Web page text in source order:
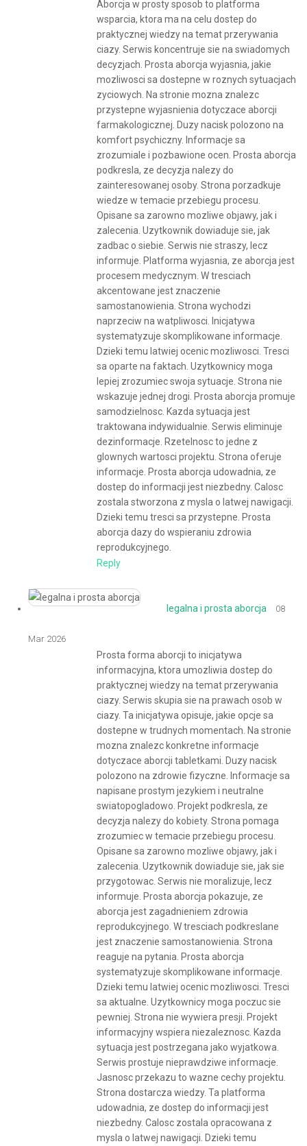
Aborcja w prosty sposob to platforma
wsparcia, ktora ma na celu dostep do
praktycznej wiedzy na temat przerywania
ciazy. Serwis koncentruje sie na swiadomych
decyzjach. Prosta aborcja wyjasnia, jakie
mozliwosci sa dostepne w roznych sytuacjach
zyciowych. Na stronie mozna znalezc
przystepne wyjasnienia dotyczace aborcji
farmakologicznej. Duzy nacisk polozono na
komfort psychiczny. Informacje sa
zrozumiale i pozbawione ocen. Prosta aborcja
podkresla, ze decyzja nalezy do
zainteresowanej osoby. Strona porzadkuje
wiedze w temacie przebiegu procesu.
Opisane sa zarowno mozliwe objawy, jak i
zalecenia. Uzytkownik dowiaduje sie, jak
zadbac o siebie. Serwis nie straszy, lecz
informuje. Platforma wyjasnia, ze aborcja jest
procesem medycznym. W tresciach
akcentowane jest znaczenie
samostanowienia. Strona wychodzi
naprzeciw na watpliwosci. Inicjatywa
systematyzuje skomplikowane informacje.
Dzieki temu latwiej ocenic mozliwosci. Tresci
sa oparte na faktach. Uzytkownicy moga
lepiej zrozumiec swoja sytuacje. Strona nie
wskazuje jednej drogi. Prosta aborcja promuje
samodzielnosc. Kazda sytuacja jest
traktowana indywidualnie. Serwis eliminuje
dezinformacje. Rzetelnosc to jedne z
glownych wartosci projektu. Strona oferuje
informacje. Prosta aborcja udowadnia, ze
dostep do informacji jest niezbedny. Calosc
zostala stworzona z mysla o latwej nawigacji.
Dzieki temu tresci sa przystepne. Prosta
aborcja dazy do wspieraniu zdrowia
reprodukcyjnego.
Reply
legalna i prosta aborcja 08
Mar 2026
Prosta forma aborcji to inicjatywa
informacyjna, ktora umozliwia dostep do
praktycznej wiedzy na temat przerywania
ciazy. Serwis skupia sie na prawach osob w
ciazy. Ta inicjatywa opisuje, jakie opcje sa
dostepne w trudnych momentach. Na stronie
mozna znalezc konkretne informacje
dotyczace aborcji tabletkami. Duzy nacisk
polozono na zdrowie fizyczne. Informacje sa
napisane prostym jezykiem i neutralne
swiatopogladowo. Projekt podkresla, ze
decyzja nalezy do kobiety. Strona pomaga
zrozumiec w temacie przebiegu procesu.
Opisane sa zarowno mozliwe objawy, jak i
zalecenia. Uzytkownik dowiaduje sie, jak sie
przygotowac. Serwis nie moralizuje, lecz
informuje. Prosta aborcja pokazuje, ze
aborcja jest zagadnieniem zdrowia
reprodukcyjnego. W tresciach podkreslane
jest znaczenie samostanowienia. Strona
reaguje na pytania. Prosta aborcja
systematyzuje skomplikowane informacje.
Dzieki temu latwiej ocenic mozliwosci. Tresci
sa aktualne. Uzytkownicy moga poczuc sie
pewniej. Strona nie wywiera presji. Projekt
informacyjny wspiera niezaleznosc. Kazda
sytuacja jest postrzegana jako wyjatkowa.
Serwis prostuje nieprawdziwe informacje.
Jasnosc przekazu to wazne cechy projektu.
Strona dostarcza wiedzy. Ta platforma
udowadnia, ze dostep do informacji jest
niezbedny. Calosc zostala opracowana z
mysla o latwej nawigacji. Dzieki temu